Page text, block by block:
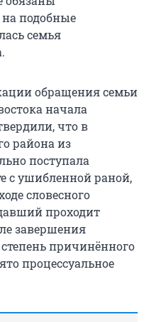
на подобные
семья
обращения семьи
начала
что в
района из
поступала
с ушибленной раной,
словесного
проходит
завершения
причинённого
процессуальное